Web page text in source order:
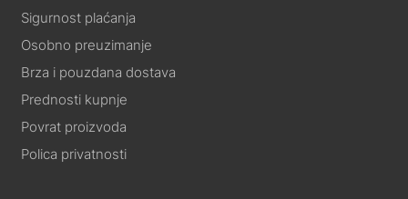
Sigurnost plaćanja
Osobno preuzimanje
Brza i pouzdana dostava
Prednosti kupnje
Povrat proizvoda
Polica privatnosti